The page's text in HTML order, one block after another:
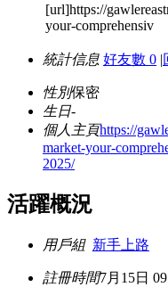
[url]https://
your-comprehensiv
統計信息 好友數 0 |
性別保密
生日-
個人主頁https://
market-your-
2025/
活躍概況
用戶組 新手上路
註冊時間7月15日